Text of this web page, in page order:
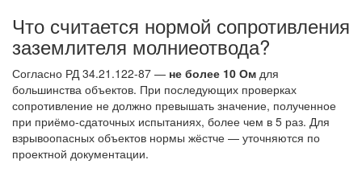
Что считается нормой сопротивления
заземлителя молниеотвода?
Согласно РД 34.21.122-87 — не более 10 Ом для
большинства объектов. При последующих проверках
сопротивление не должно превышать значение, полученное
при приёмо-сдаточных испытаниях, более чем в 5 раз. Для
взрывоопасных объектов нормы жёстче — уточняются по
проектной документации.